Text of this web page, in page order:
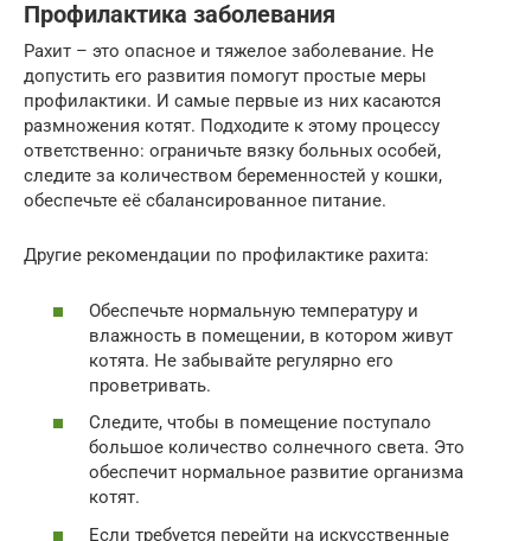
Профилактика заболевания
Рахит – это опасное и тяжелое заболевание. Не
допустить его развития помогут простые меры
профилактики. И самые первые из них касаются
размножения котят. Подходите к этому процессу
ответственно: ограничьте вязку больных особей,
следите за количеством беременностей у кошки,
обеспечьте её сбалансированное питание.
Другие рекомендации по профилактике рахита:
Обеспечьте нормальную температуру и
влажность в помещении, в котором живут
котята. Не забывайте регулярно его
проветривать.
Следите, чтобы в помещение поступало
большое количество солнечного света. Это
обеспечит нормальное развитие организма
котят.
Если требуется перейти на искусственные